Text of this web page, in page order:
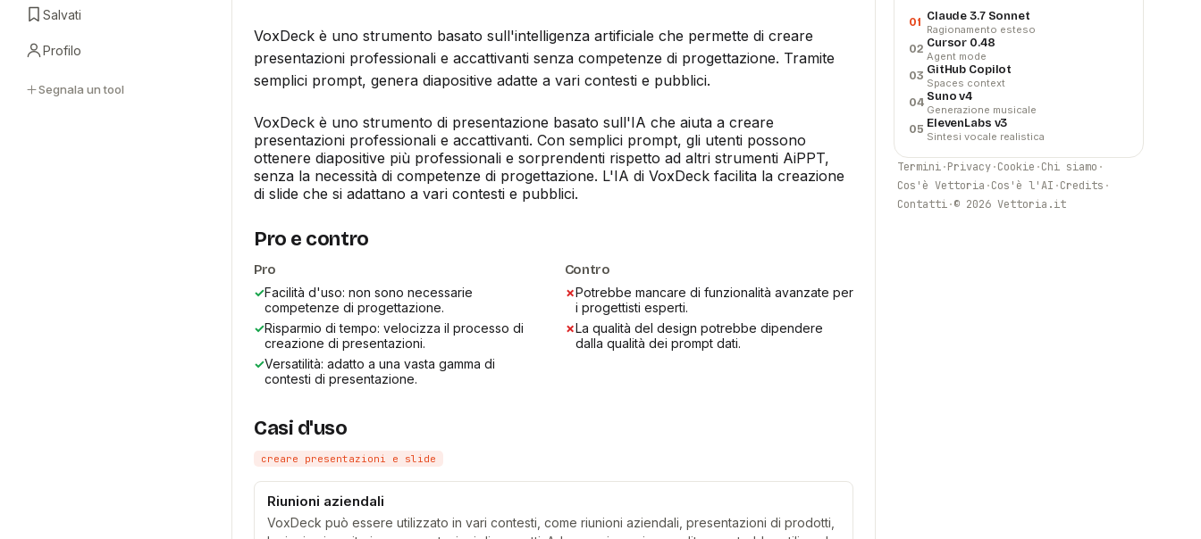
Salvati
Profilo
Segnala un tool
VoxDeck è uno strumento basato sull'intelligenza artificiale che permette di creare
presentazioni professionali e accattivanti senza competenze di progettazione. Tramite
semplici prompt, genera diapositive adatte a vari contesti e pubblici.
VoxDeck è uno strumento di presentazione basato sull'IA che aiuta a creare
presentazioni professionali e accattivanti. Con semplici prompt, gli utenti possono
ottenere diapositive più professionali e sorprendenti rispetto ad altri strumenti AiPPT,
senza la necessità di competenze di progettazione. L'IA di VoxDeck facilita la creazione
di slide che si adattano a vari contesti e pubblici.
Pro e contro
Pro
✓Facilità d'uso: non sono necessarie
competenze di progettazione.
✓Risparmio di tempo: velocizza il processo di
creazione di presentazioni.
✓Versatilità: adatto a una vasta gamma di
contesti di presentazione.
Contro
✗Potrebbe mancare di funzionalità avanzate per
i progettisti esperti.
✗La qualità del design potrebbe dipendere
dalla qualità dei prompt dati.
Casi d'uso
creare presentazioni e slide
Riunioni aziendali
VoxDeck può essere utilizzato in vari contesti, come riunioni aziendali, presentazioni di prodotti,
01 Claude 3.7 Sonnet
Ragionamento esteso
02 Cursor 0.48
Agent mode
03 GitHub Copilot
Spaces context
04 Suno v4
Generazione musicale
05 ElevenLabs v3
Sintesi vocale realistica
Termini·Privacy·Cookie ·Chi siamo ·
Cos'è Vettoria ·Cos'è l'AI ·Credits ·
Contatti·© 2026 Vettoria.it